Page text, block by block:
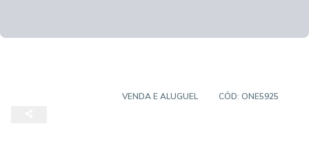
VENDA E ALUGUEL CÓD: ONE5925